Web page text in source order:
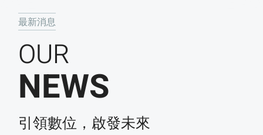
最新消息
OUR
NEWS
引領數位，啟發未來